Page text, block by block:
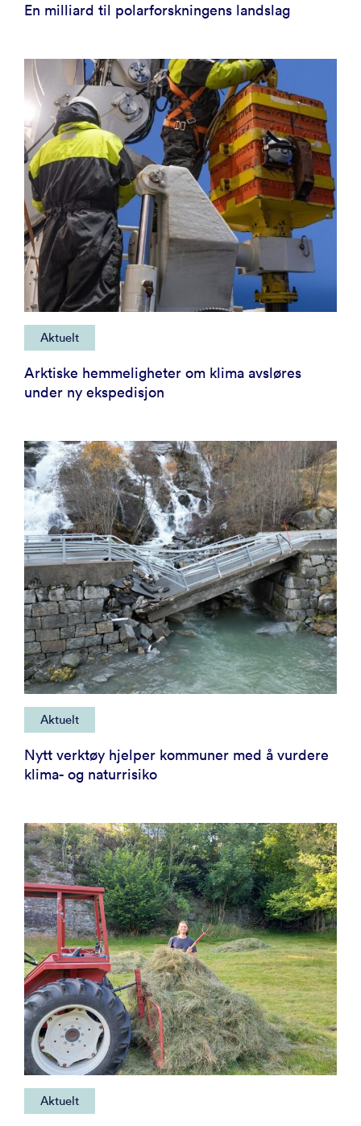
En milliard til polarforskningens landslag
Aktuelt
Arktiske hemmeligheter om klima avsløres
under ny ekspedisjon
Aktuelt
Nytt verktøy hjelper kommuner med å vurdere
klima- og naturrisiko
Aktuelt